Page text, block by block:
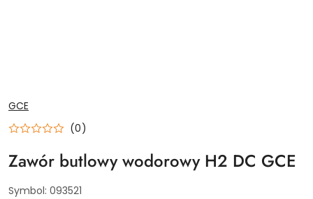
NAZWA
PRODUCENTA:
GCE
(0)
Zawór butlowy wodorowy H2 DC GCE
Symbol: 093521